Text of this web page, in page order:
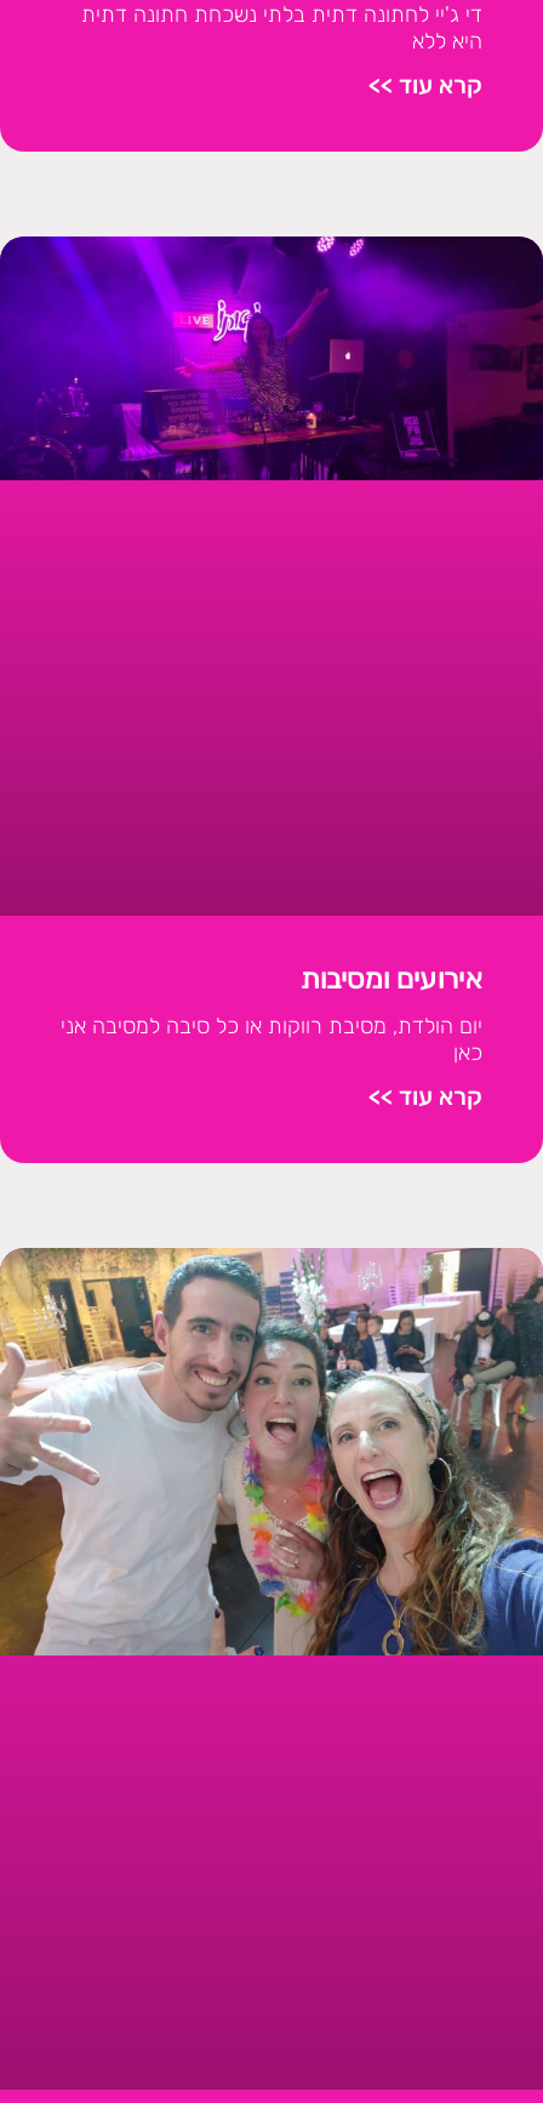
די ג'יי לחתונה דתית בלתי נשכחת חתונה דתית
היא ללא
קרא עוד >>
אירועים ומסיבות
יום הולדת, מסיבת רווקות או כל סיבה למסיבה אני
כאן
קרא עוד >>